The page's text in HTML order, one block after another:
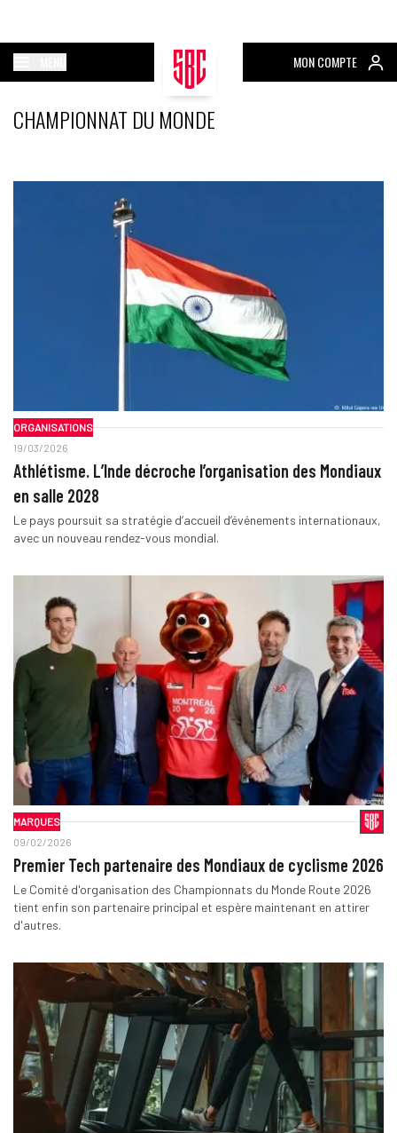
MON COMPTE
CHAMPIONNAT DU MONDE
ORGANISATIONS
19/03/2026
Athlétisme. L’Inde décroche l’organisation des Mondiaux
en salle 2028
Le pays poursuit sa stratégie d’accueil d’événements internationaux,
avec un nouveau rendez-vous mondial.
MARQUES
09/02/2026
Premier Tech partenaire des Mondiaux de cyclisme 2026
Le Comité d'organisation des Championnats du Monde Route 2026
tient enfin son partenaire principal et espère maintenant en attirer
d'autres.